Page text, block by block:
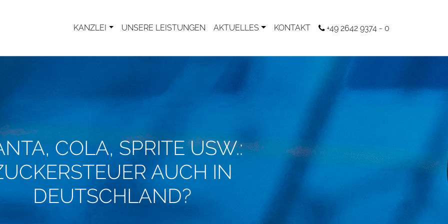
KANZLEI UNSERE LEISTUNGEN AKTUELLES KONTAKT +49 2642 9374 - 0
COLA, SPRITE USW.:
AUCH IN
DEUTSCHLAND?